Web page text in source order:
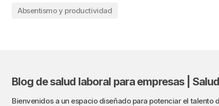
Absentismo y productividad
Blog de salud laboral para empresas |
Bienvenidos a un espacio diseñado para potenciar el talento